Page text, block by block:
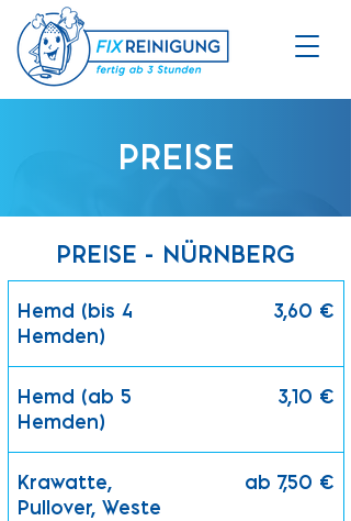
PREISE
PREISE - NÜRNBERG
Hemd (bis 4
Hemden)
3,60 €
Hemd (ab 5
Hemden)
3,10 €
Krawatte,
Pullover, Weste
ab 7,50 €